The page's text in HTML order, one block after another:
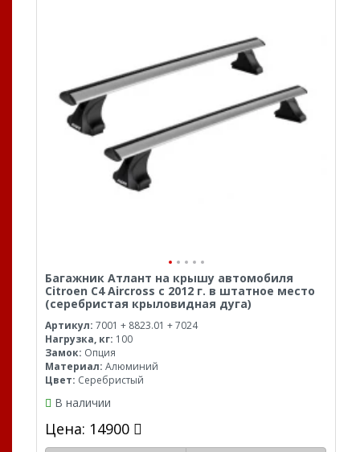
Багажник Атлант на крышу автомобиля
Citroen C4 Aircross с 2012 г. в штатное место
(серебристая крыловидная дуга)
Артикул: 7001 + 8823.01 + 7024
Нагрузка, кг: 100
Замок: Опция
Материал: Алюминий
Цвет: Серебристый
В наличии
Цена: 14900